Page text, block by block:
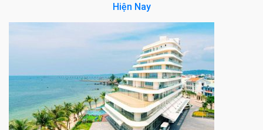
Hiện Nay